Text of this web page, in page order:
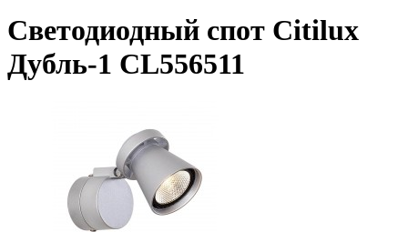
Светодиодный спот Citilux
Дубль-1 CL556511